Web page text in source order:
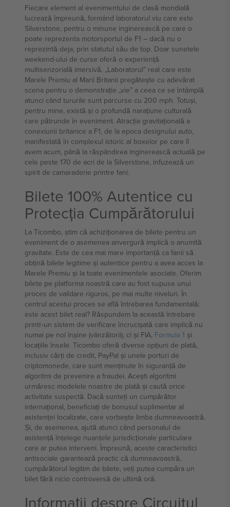
Fiecare element al evenimentului de clasă mondială
lucrează împreună, formând laboratorul viu care este
Silverstone, pentru o minune inginerească pe care o
poate reprezenta motorsportul de F1 – dacă nu o
reprezintă deja, prin statutul său de top. Doar sunetele
weekend-ului de curse oferă o experiență
multisenzorială imersivă. „Laboratorul” real care este
Marele Premiu al Marii Britanii pregătește cu adevărat
scena pentru o demonstrație „vie” a ceea ce se întâmplă
atunci când tururile sunt parcurse cu 200 mph. Totuși,
pentru mine, există și o profundă narațiune culturală
care pătrunde în eveniment. Atracția gravitațională a
conexiunii britanice a F1, de la epoca designului auto,
manifestată în complexul istoric al boxelor pe care îl
avem acum, până la răspândirea inginerească actuală pe
cele peste 170 de acri de la Silverstone, infuzează un
spirit de camaraderie printre fani.
Bilete 100% Autentice cu
Protecția Cumpărătorului
La Ticombo, știm că achiziționarea de bilete pentru un
eveniment de o asemenea anvergură implică o anumită
gravitate. Este de cea mai mare importanță ca fanii să
obțină bilete legitime și autentice pentru a avea acces la
Marele Premiu și la toate evenimentele asociate. Oferim
bilete pe platforma noastră care au fost supuse unui
proces de validare riguros, pe mai multe niveluri. În
centrul acestui proces se află întrebarea fundamentală:
este acest bilet real? Răspundem la această întrebare
printr-un sistem de verificare încrucișată care implică nu
numai pe noi înșine (vânzătorii), ci și FIA, Formula 1 și
locațiile însele. Ticombo oferă diverse opțiuni de plată,
inclusiv cărți de credit, PayPal și unele porturi de
criptomonede, care sunt menținute în siguranță de
algoritmi de prevenire a fraudei. Acești algoritmi
urmăresc modelele noastre de plată și caută orice
activitate suspectă. Dacă sunteți un cumpărător
internațional, beneficiați de bonusul suplimentar al
asistenței localizate, care vorbește limba dumneavoastră.
Și, de asemenea, ajută atunci când personalul de
asistență înțelege nuanțele jurisdicționale particulare
care ar putea interveni. Împreună, aceste caracteristici
antisociale garantează practic că dumneavoastră,
cumpărătorul legitim de bilete, veți putea cumpăra un
bilet fără nicio controversă de ultimă oră.
Informații despre Circuitul